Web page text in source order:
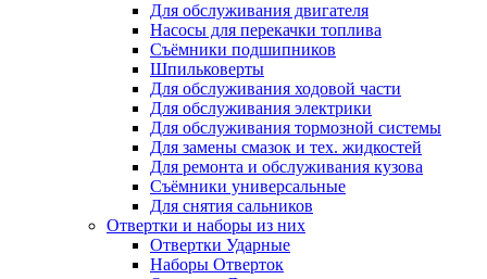
Для обслуживания двигателя
Насосы для перекачки топлива
Съёмники подшипников
Шпильковерты
Для обслуживания ходовой части
Для обслуживания электрики
Для обслуживания тормозной системы
Для замены смазок и тех. жидкостей
Для ремонта и обслуживания кузова
Съёмники универсальные
Для снятия сальников
Отвертки и наборы из них
Отвертки Ударные
Наборы Отверток